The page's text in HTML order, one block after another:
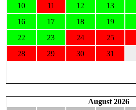
10
11 12 13
16
17 18 19
22
23 24 25
28
29 30 31
August 2026